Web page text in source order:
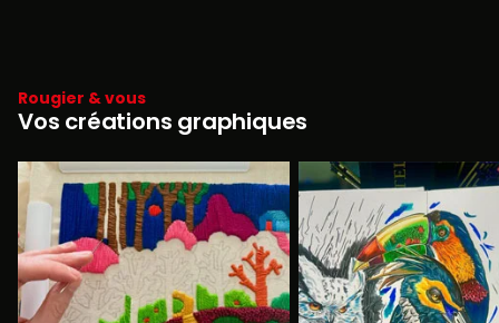
Rougier & vous
Vos créations graphiques